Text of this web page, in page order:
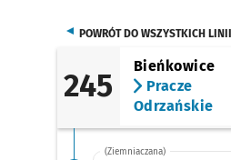
POWRÓT DO WSZYSTKICH LINII
245
Bieńkowice
Pracze
Odrzańskie
(Ziemniaczana)